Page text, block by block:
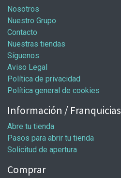
Nosotros
Nuestro Grupo
Contacto
Nuestras tiendas
Síguenos
Aviso Legal
Política de privacidad
Política general de cookies
Información / Franquicias
Abre tu tienda
Pasos para abrir tu tienda
Solicitud de apertura
Comprar